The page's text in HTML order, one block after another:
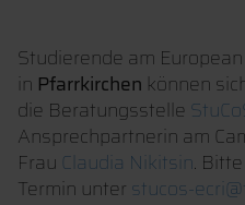
Studierende am
in Pfarrkirchen können
die Beratungsstelle
Ansprechpartnerin am
Frau Claudia Nikitsin.
Termin unter stucos-